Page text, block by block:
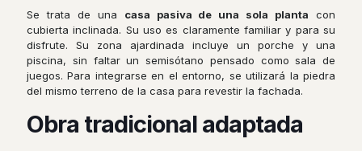
Se trata de una casa pasiva de una sola planta con
cubierta inclinada. Su uso es claramente familiar y para su
disfrute. Su zona ajardinada incluye un porche y una
piscina, sin faltar un semisótano pensado como sala de
juegos. Para integrarse en el entorno, se utilizará la piedra
del mismo terreno de la casa para revestir la fachada.
Obra tradicional adaptada